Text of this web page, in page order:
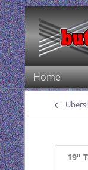
Home
19"